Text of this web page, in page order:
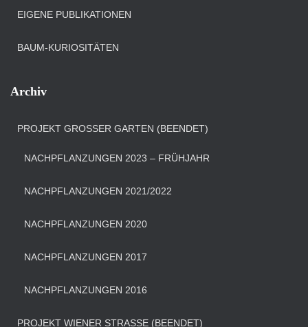
EIGENE PUBLIKATIONEN
BAUM-KURIOSITÄTEN
Archiv
PROJEKT GROSSER GARTEN (BEENDET)
NACHPFLANZUNGEN 2023 – FRÜHJAHR
NACHPFLANZUNGEN 2021/2022
NACHPFLANZUNGEN 2020
NACHPFLANZUNGEN 2017
NACHPFLANZUNGEN 2016
PROJEKT WIENER STRASSE (BEENDET)